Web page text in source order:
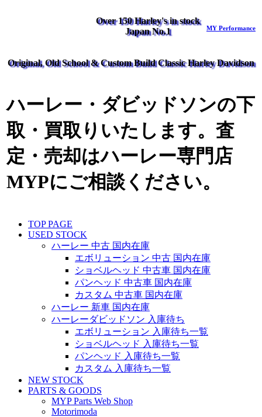
Over 150 Harley's in stock
Japan No.1
MY Performance
Original, Old School & Custom Build Classic Harley Davidson
ハーレー・ダビッドソンの下
取・買取りいたします。査
定・売却はハーレー専門店
MYPにご相談ください。
TOP PAGE
USED STOCK
ハーレー 中古 国内在庫
エボリューション 中古 国内在庫
ショベルヘッド 中古車 国内在庫
パンヘッド 中古車 国内在庫
カスタム 中古車 国内在庫
ハーレー 新車 国内在庫
ハーレーダビッドソン 入庫待ち
エボリューション 入庫待ち一覧
ショベルヘッド 入庫待ち一覧
パンヘッド 入庫待ち一覧
カスタム 入庫待ち一覧
NEW STOCK
PARTS & GOODS
MYP Parts Web Shop
Motorimoda